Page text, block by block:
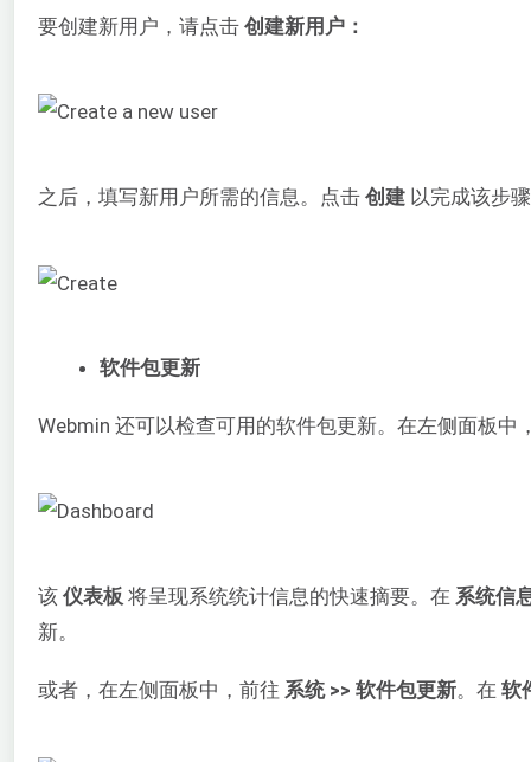
要创建新用户，请点击 创建新用户：
之后，填写新用户所需的信息。点击 创建 以完成该步
软件包更新
Webmin 还可以检查可用的软件包更新。在左侧面板中
该 仪表板 将呈现系统统计信息的快速摘要。在 系统信
新。
或者，在左侧面板中，前往 系统 >> 软件包更新。在 软